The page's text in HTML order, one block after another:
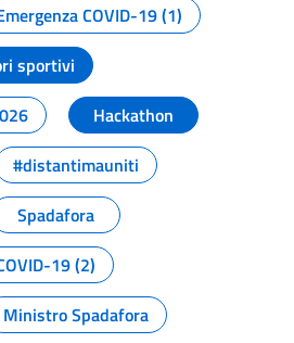
COVID-19 (1)
sportivi
Hackathon
#distantimauniti
Spadafora
19 (2)
Ministro Spadafora